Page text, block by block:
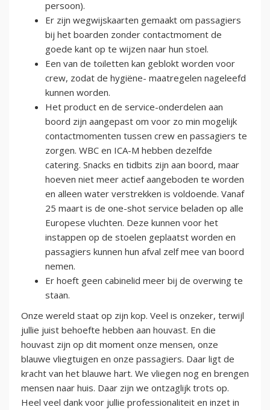
persoon).
Er zijn wegwijskaarten gemaakt om passagiers
bij het boarden zonder contactmoment de
goede kant op te wijzen naar hun stoel.
Een van de toiletten kan geblokt worden voor
crew, zodat de hygiëne- maatregelen nageleefd
kunnen worden.
Het product en de service-onderdelen aan
boord zijn aangepast om voor zo min mogelijk
contactmomenten tussen crew en passagiers te
zorgen. WBC en ICA-M hebben dezelfde
catering. Snacks en tidbits zijn aan boord, maar
hoeven niet meer actief aangeboden te worden
en alleen water verstrekken is voldoende. Vanaf
25 maart is de one-shot service beladen op alle
Europese vluchten. Deze kunnen voor het
instappen op de stoelen geplaatst worden en
passagiers kunnen hun afval zelf mee van boord
nemen.
Er hoeft geen cabinelid meer bij de overwing te
staan.
Onze wereld staat op zijn kop. Veel is onzeker, terwijl
jullie juist behoefte hebben aan houvast. En die
houvast zijn op dit moment onze mensen, onze
blauwe vliegtuigen en onze passagiers. Daar ligt de
kracht van het blauwe hart. We vliegen nog en brengen
mensen naar huis. Daar zijn we ontzaglijk trots op.
Heel veel dank voor jullie professionaliteit en inzet in